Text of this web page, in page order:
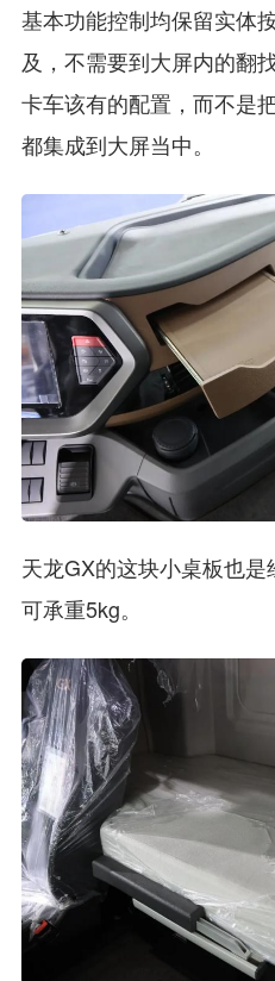
基本功能控制均保留实体
及，不需要到大屏内的翻
卡车该有的配置，而不是
都集成到大屏当中。
天龙GX的这块小桌板也是
可承重5kg。